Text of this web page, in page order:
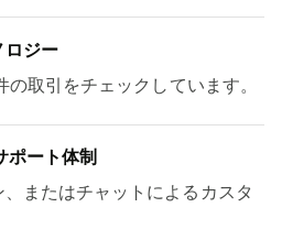
ロジー
取引をチェックしています。
ート体制
またはチャットによるカスタ